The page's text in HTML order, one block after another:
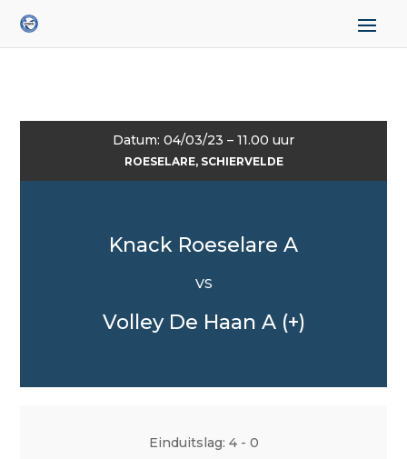
Datum: 04/03/23 – 11.00 uur
ROESELARE, SCHIERVELDE
Knack Roeselare A
VS
Volley De Haan A (+)
Einduitslag: 4 - 0